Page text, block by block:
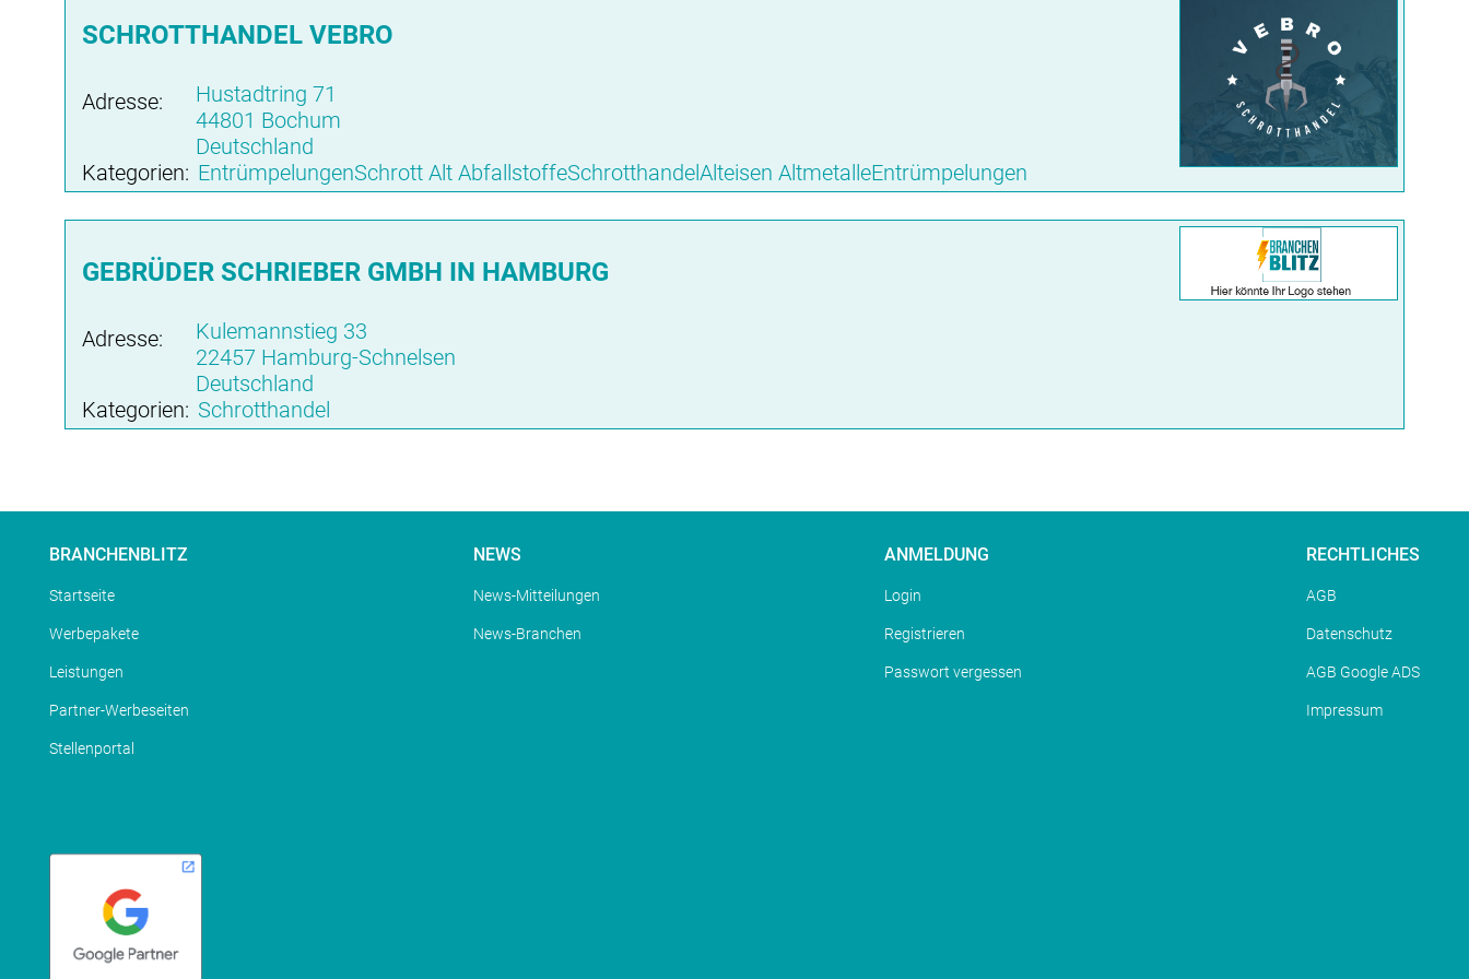
SCHROTTHANDEL VEBRO
Adresse:
Hustadtring 71
44801 Bochum
Deutschland
Kategorien: EntrümpelungenSchrott Alt AbfallstoffeSchrotthandelAlteisen AltmetalleEntrümpelungen
GEBRÜDER SCHRIEBER GMBH IN HAMBURG
Adresse:
Kulemannstieg 33
22457 Hamburg-Schnelsen
Deutschland
Kategorien: Schrotthandel
BRANCHENBLITZ
Startseite
Werbepakete
Leistungen
Partner-Werbeseiten
Stellenportal
NEWS
News-Mitteilungen
News-Branchen
ANMELDUNG
Login
Registrieren
Passwort vergessen
RECHTLICHES
AGB
Datenschutz
AGB Google ADS
Impressum